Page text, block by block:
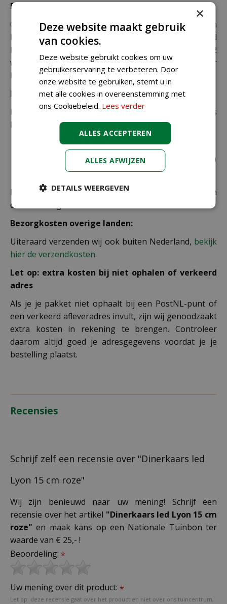
Bezorging:
Om uw bestelling goed en veilig bij u thuis te laten
bezorgen maken wij gebruik van PostNL. De levertijd
bedraagt doorgaans tussen de 1 en 2
werkdagen. Deze bezorgtijd geldt zowel voor
Nederland als België.
Bezorgkosten Nederland:
Bestellingen van € 49,95 of meer verzenden wij gratis
binnen Nederland.
€ 6,99 voor bestellingen onder € 49,95 voor de
rest van de producten die via pakketpost worden
verzonden.
De juiste verzendkosten worden in de laatste stap van
de winkelwagen berekend.
Bezorgkosten overige landen:
Uiteraard verzenden wij ook buiten Nederland, bekijk
hier de verzendkosten.
Let op: extra kosten bij niet ophalen of verkeerd
adres
Als je je pakket niet ophaalt bij een PostNL-punt of
een verkeerd afleveradres invult, zijn wij genoodzaakt
extra kosten in rekening te brengen. Controleer
daarom altijd goed je adresgegevens voordat je je
bestelling plaatst.
Recensies
Schrijf zelf een recensie over "Dinerkaars led
Lyon 15 cm roze"
Wij zijn benieuwd naar uw mening! Schrijf een
recensie over het artikel "Dinerkaars led Lyon 15 cm
roze" en maak kans op een Nationale Tuinbon ter
waarde van € 25,- !
Beoordeling: *
Uw mening over dit product: *
Let op: deze recensie gaat over het product en niet over ons tuincentrum,
×
Deze website maakt gebruik
van cookies.
Deze website gebruikt cookies om uw
gebruikerservaring te verbeteren. Door
onze website te gebruiken, stemt u in
met alle cookies in overeenstemming met
ons Cookiebeleid. Lees verder
ALLES ACCEPTEREN
ALLES AFWIJZEN
DETAILS WEERGEVEN